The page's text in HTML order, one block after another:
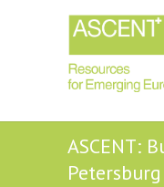
ASCENT:
Petersburg